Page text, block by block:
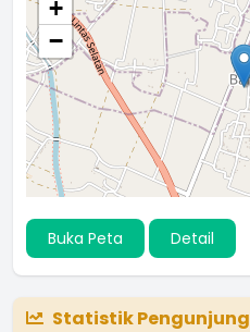
+
−
Buka Peta Detail
Statistik Pengunjung